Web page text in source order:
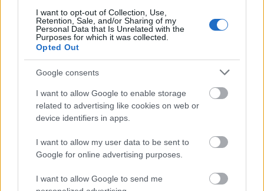
I want to opt-out of Collection, Use,
Retention, Sale, and/or Sharing of my
Personal Data that Is Unrelated with the
Purposes for which it was collected.
Opted Out
Google consents
I want to allow Google to enable storage
related to advertising like cookies on web or
device identifiers in apps.
I want to allow my user data to be sent to
Google for online advertising purposes.
I want to allow Google to send me
változás? A tudatos vásárlás és a fenntarthatóság
napjainkban kiemelt szerepet kapott a személyre
szabott gardróbok kialakításában – ez
tagadhatatlan. „A fast fashion üzletek sablonos
kínálatára ráunt az Y ésZ generáció, egyedi
ruhadarabokra vágynak, ezért gyakran retró
boltokban és secondhand üzletekben vásárolnak” –
mondja Szakács Gábor divatblogger, aki szerint az
itthoni holland, angol és olasz használt ruhákat
árusító üzletek kínálata olyan színes, hogy egy kis
kreativitással és némi fantáziával bárki lehengerlő
szetteket tud összeállítani magának bármilyen
alkalomra.